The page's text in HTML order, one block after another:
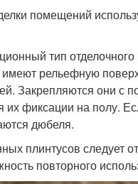
помещений
тип
рельефную
Закрепляются они с
их фиксации на полу.
дюбеля.
плинтусов следует
повторного